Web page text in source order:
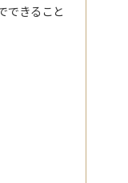
できること